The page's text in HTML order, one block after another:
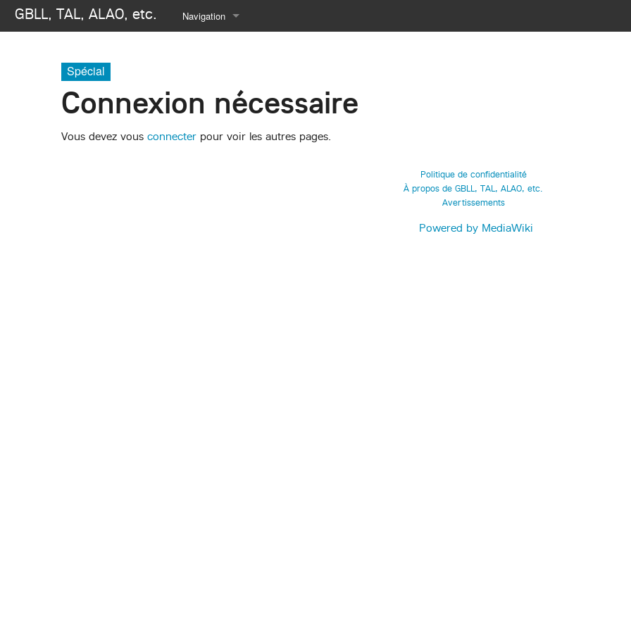
GBLL, TAL, ALAO, etc. Navigation
Spécial
Connexion nécessaire
Vous devez vous connecter pour voir les autres pages.
Politique de confidentialité
À propos de GBLL, TAL, ALAO, etc.
Avertissements
Powered by MediaWiki